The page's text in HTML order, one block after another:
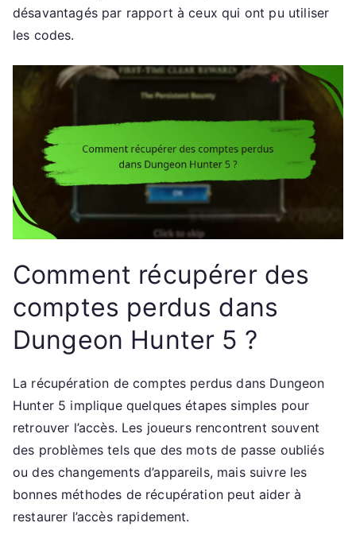
désavantagés par rapport à ceux qui ont pu utiliser
les codes.
Comment récupérer des
comptes perdus dans
Dungeon Hunter 5 ?
La récupération de comptes perdus dans Dungeon
Hunter 5 implique quelques étapes simples pour
retrouver l’accès. Les joueurs rencontrent souvent
des problèmes tels que des mots de passe oubliés
ou des changements d’appareils, mais suivre les
bonnes méthodes de récupération peut aider à
restaurer l’accès rapidement.